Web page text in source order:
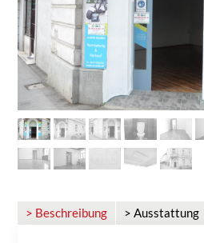
> Beschreibung > Ausstattung